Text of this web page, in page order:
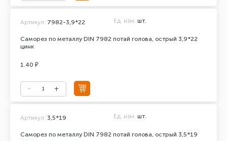
Саморез по металлу DIN 7982 потай голова, острый 3,9*22
цинк
Артикул: 7982-3,9*22 Ед. изм. шт.
1.40 ₽
Саморез по металлу DIN 7982 потай голова, острый 3,5*19
Артикул: 3,5*19 Ед. изм. шт.